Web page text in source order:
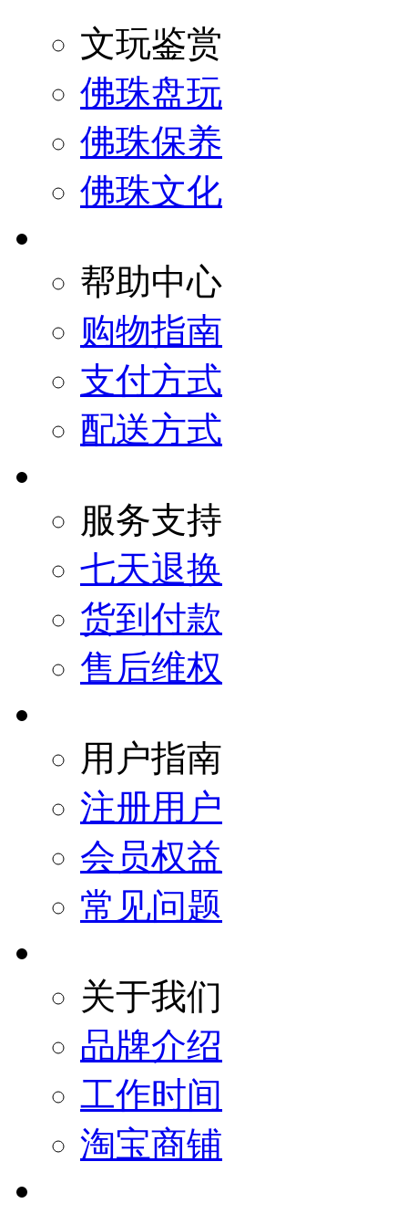
文玩鉴赏
佛珠盘玩
佛珠保养
佛珠文化
帮助中心
购物指南
支付方式
配送方式
服务支持
七天退换
货到付款
售后维权
用户指南
注册用户
会员权益
常见问题
关于我们
品牌介绍
工作时间
淘宝商铺